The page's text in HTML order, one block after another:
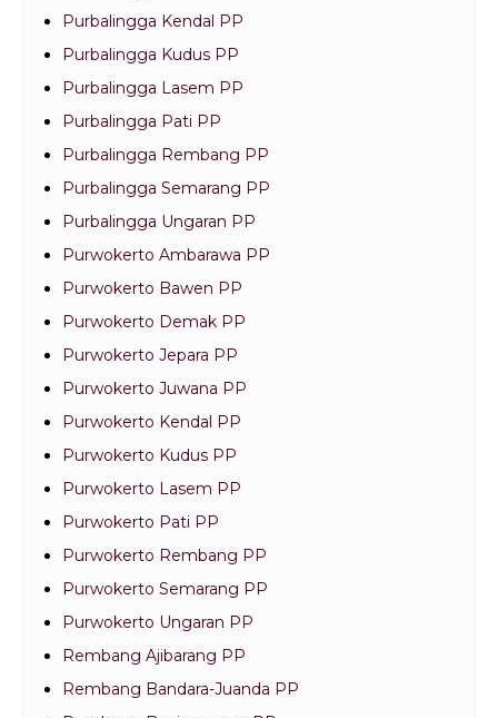
Purbalingga Kendal PP
Purbalingga Kudus PP
Purbalingga Lasem PP
Purbalingga Pati PP
Purbalingga Rembang PP
Purbalingga Semarang PP
Purbalingga Ungaran PP
Purwokerto Ambarawa PP
Purwokerto Bawen PP
Purwokerto Demak PP
Purwokerto Jepara PP
Purwokerto Juwana PP
Purwokerto Kendal PP
Purwokerto Kudus PP
Purwokerto Lasem PP
Purwokerto Pati PP
Purwokerto Rembang PP
Purwokerto Semarang PP
Purwokerto Ungaran PP
Rembang Ajibarang PP
Rembang Bandara-Juanda PP